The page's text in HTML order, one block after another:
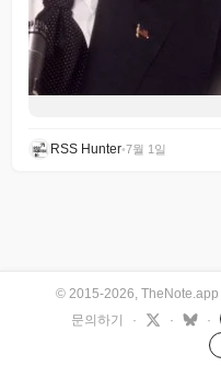
RSS Hunter•7월 1일
© 2015-2026, TheNote.app
문의하기
· · ·